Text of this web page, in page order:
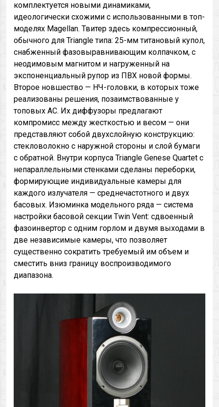
комплектуется новыми динамиками,
идеологически схожими с использованными в топ-
моделях Magellan. Твитер здесь компрессионный,
обычного для Triangle типа: 25-мм титановый купол,
снабженный фазовыравнивающим колпачком, с
неодимовым магнитом и нагруженный на
экспоненциальный рупор из ПВХ новой формы.
Второе новшество — НЧ-головки, в которых тоже
реализованы решения, позаимствованные у
топовых АС. Их диффузоры предлагают
компромисс между жесткостью и весом — они
представляют собой двухслойную конструкцию:
стекловолокно с наружной стороны и слой бумаги
с обратной. Внутри корпуса Triangle Genese Quartet с
непараллельными стенками сделаны переборки,
формирующие индивидуальные камеры для
каждого излучателя — среднечастотного и двух
басовых. Изюминка модельного ряда — система
настройки басовой секции Twin Vent: сдвоенный
фазоинвертор с одним горлом и двумя выходами в
две независимые камеры, что позволяет
существенно сократить требуемый им объем и
сместить вниз границу воспроизводимого
диапазона.